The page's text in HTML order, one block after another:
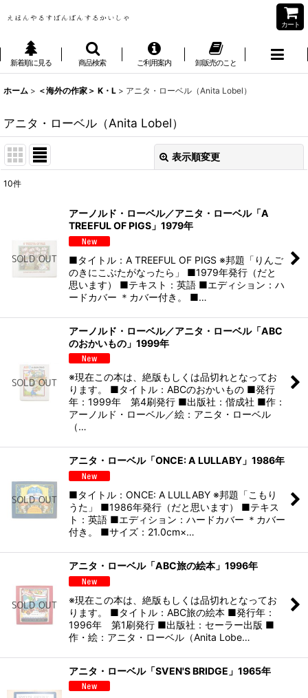
カート
新着順に見る 商品検索 ご利用案内 卸販売のこと
ホーム > ＜海外の作家＞ K・L > アニタ・ローベル（Anita Lobel）
アニタ・ローベル（Anita Lobel）
表示順変更
絞り込む
10件
アーノルド・ローベル／アニタ・ローベル「A
TREEFUL OF PIGS」1979年
■タイトル：A TREEFUL OF PIGS ※邦題「りんご
のきにこぶたがなったら」 ■1979年発行（だと
思います） ■テキスト：英語 ■エディション：ハ
ードカバー ＊カバー付き。 ■…
アーノルド・ローベル／アニタ・ローベル「ABC
のおかいもの」1999年
※現在この本は、絶版もしくは品切れとなってお
ります。 ■タイトル：ABCのおかいもの ■発行
年：1999年 第4刷発行 ■出版社：偕成社 ■作：
アーノルド・ローベル／絵：アニタ・ローベル
（…
アニタ・ローベル「ONCE: A LULLABY」1986年
■タイトル：ONCE: A LULLABY ※邦題「こもり
うた」 ■1986年発行（だと思います） ■テキス
ト：英語 ■エディション：ハードカバー ＊カバー
付き。 ■サイズ：21.0cm×…
アニタ・ローベル「ABC旅の絵本」1996年
※現在この本は、絶版もしくは品切れとなってお
ります。 ■タイトル：ABC旅の絵本 ■発行年：
1996年 第1刷発行 ■出版社：セーラー出版 ■
作・絵：アニタ・ローベル（Anita Lobe…
アニタ・ローベル「SVEN'S BRIDGE」1965年